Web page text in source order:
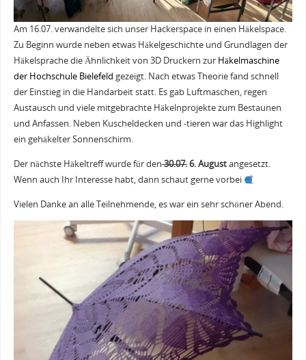
Am 16.07. verwandelte sich unser Hackerspace in einen Häkelspace.
Zu Beginn wurde neben etwas Häkelgeschichte und Grundlagen der
Häkelsprache die Ähnlichkeit von 3D Druckern zur Häkelmaschine
der Hochschule Bielefeld gezeigt. Nach etwas Theorie fand schnell
der Einstieg in die Handarbeit statt. Es gab Luftmaschen, regen
Austausch und viele mitgebrachte Häkelnprojekte zum Bestaunen
und Anfassen. Neben Kuscheldecken und -tieren war das Highlight
ein gehäkelter Sonnenschirm.
Der nächste Häkeltreff wurde für den 30.07.6. Augustangesetzt.
Wenn auch Ihr Interesse habt, dann schaut gerne vorbei
Vielen Danke an alle Teilnehmende, es war ein sehr schöner Abend.